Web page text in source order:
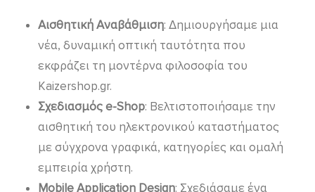
Αισθητική Αναβάθμιση: Δημιουργήσαμε μια
νέα, δυναμική οπτική ταυτότητα που
εκφράζει τη μοντέρνα φιλοσοφία του
Kaizershop.gr.
Σχεδιασμός e-Shop: Βελτιστοποιήσαμε την
αισθητική του ηλεκτρονικού καταστήματος
με σύγχρονα γραφικά, κατηγορίες και ομαλή
εμπειρία χρήστη.
Mobile Application Design: Σχεδιάσαμε ένα